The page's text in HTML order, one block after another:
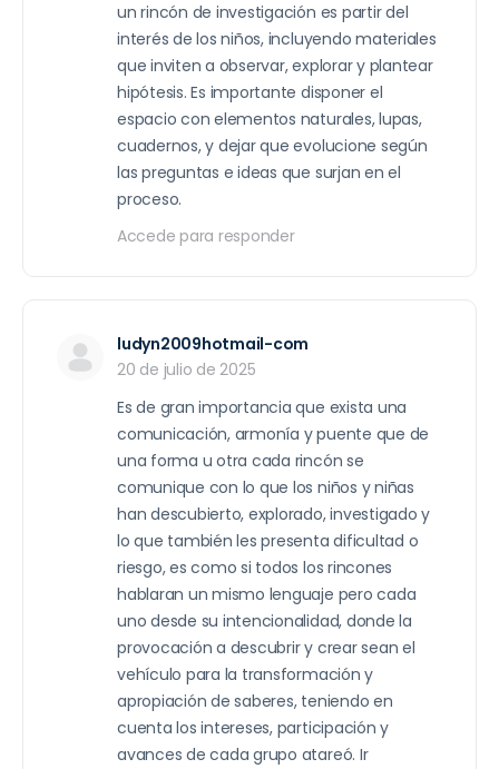
un rincón de investigación es partir del
interés de los niños, incluyendo materiales
que inviten a observar, explorar y plantear
hipótesis. Es importante disponer el
espacio con elementos naturales, lupas,
cuadernos, y dejar que evolucione según
las preguntas e ideas que surjan en el
proceso.
Accede para responder
ludyn2009hotmail-com
20 de julio de 2025
Es de gran importancia que exista una
comunicación, armonía y puente que de
una forma u otra cada rincón se
comunique con lo que los niños y niñas
han descubierto, explorado, investigado y
lo que también les presenta dificultad o
riesgo, es como si todos los rincones
hablaran un mismo lenguaje pero cada
uno desde su intencionalidad, donde la
provocación a descubrir y crear sean el
vehículo para la transformación y
apropiación de saberes, teniendo en
cuenta los intereses, participación y
avances de cada grupo atareó. Ir